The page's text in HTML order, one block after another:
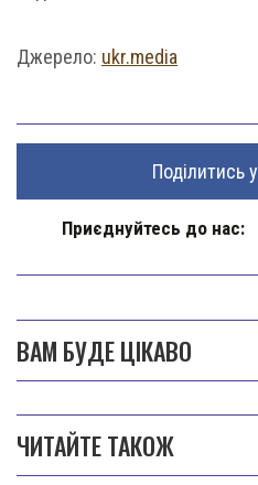
Джерело: ukr.media
Поділитись у
Приєднуйтесь до нас:
ВАМ БУДЕ ЦІКАВО
ЧИТАЙТЕ ТАКОЖ